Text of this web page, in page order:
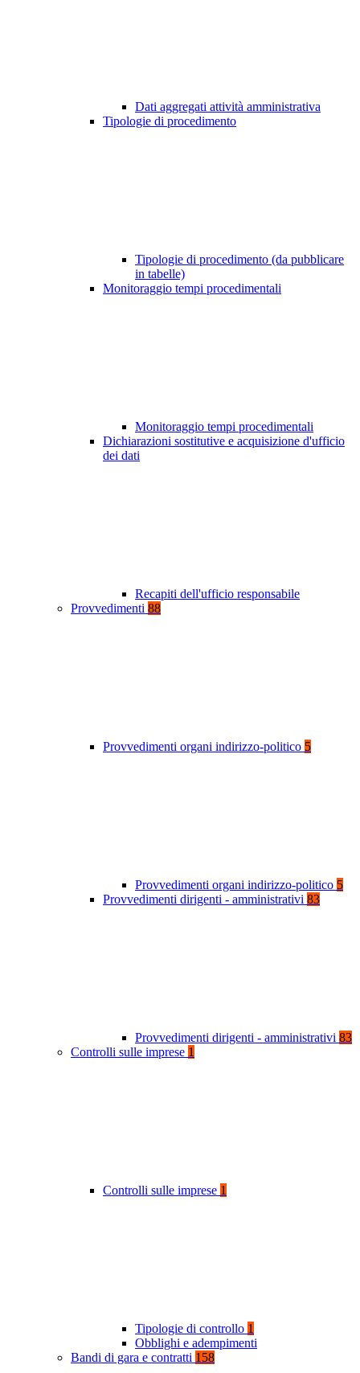
Dati aggregati attività amministrativa
Tipologie di procedimento
Tipologie di procedimento (da pubblicare
in tabelle)
Monitoraggio tempi procedimentali
Monitoraggio tempi procedimentali
Dichiarazioni sostitutive e acquisizione d'ufficio
dei dati
Recapiti dell'ufficio responsabile
Provvedimenti 88
Provvedimenti organi indirizzo-politico 5
Provvedimenti organi indirizzo-politico 5
Provvedimenti dirigenti - amministrativi 83
Provvedimenti dirigenti - amministrativi 83
Controlli sulle imprese 1
Controlli sulle imprese 1
Tipologie di controllo 1
Obblighi e adempimenti
Bandi di gara e contratti 158